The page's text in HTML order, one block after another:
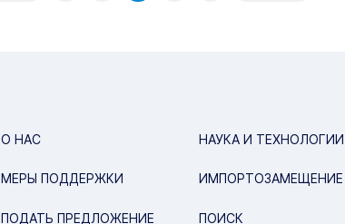
О НАС НАУКА И ТЕХНОЛОГИИ
МЕРЫ ПОДДЕРЖКИ ИМПОРТОЗАМЕЩЕНИЕ
ПОДАТЬ ПРЕДЛОЖЕНИЕ ПОИСК